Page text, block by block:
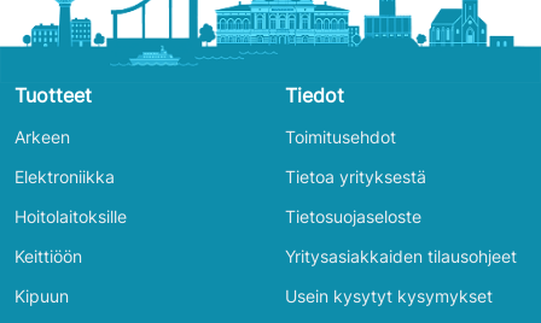
Tuotteet
Arkeen
Elektroniikka
Hoitolaitoksille
Keittiöön
Kipuun
Tiedot
Toimitusehdot
Tietoa yrityksestä
Tietosuojaseloste
Yritysasiakkaiden tilausohjeet
Usein kysytyt kysymykset